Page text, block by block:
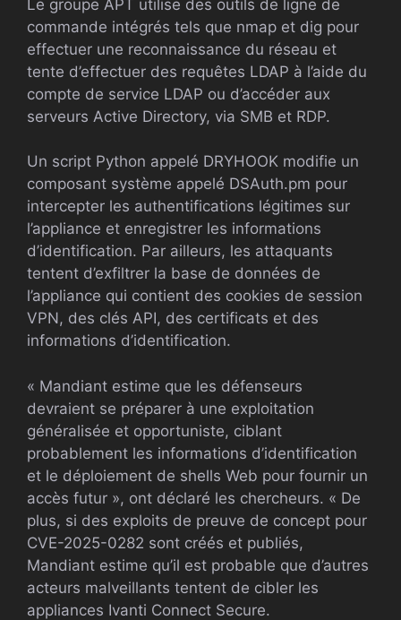
Le groupe APT utilise des outils de ligne de
commande intégrés tels que nmap et dig pour
effectuer une reconnaissance du réseau et
tente d’effectuer des requêtes LDAP à l’aide du
compte de service LDAP ou d’accéder aux
serveurs Active Directory, via SMB et RDP.
Un script Python appelé DRYHOOK modifie un
composant système appelé DSAuth.pm pour
intercepter les authentifications légitimes sur
l’appliance et enregistrer les informations
d’identification. Par ailleurs, les attaquants
tentent d’exfiltrer la base de données de
l’appliance qui contient des cookies de session
VPN, des clés API, des certificats et des
informations d’identification.
« Mandiant estime que les défenseurs
devraient se préparer à une exploitation
généralisée et opportuniste, ciblant
probablement les informations d’identification
et le déploiement de shells Web pour fournir un
accès futur », ont déclaré les chercheurs. « De
plus, si des exploits de preuve de concept pour
CVE-2025-0282 sont créés et publiés,
Mandiant estime qu’il est probable que d’autres
acteurs malveillants tentent de cibler les
appliances Ivanti Connect Secure.